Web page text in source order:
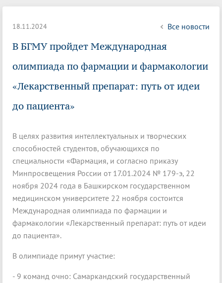
18.11.2024 Все новости
В БГМУ пройдет Международная
олимпиада по фармации и фармакологии
«Лекарственный препарат: путь от идеи
до пациента»
В целях развития интеллектуальных и творческих
способностей студентов, обучающихся по
специальности «Фармация, и согласно приказу
Минпросвещения России от 17.01.2024 № 179-э, 22
ноября 2024 года в Башкирском государственном
медицинском университете 22 ноября состоится
Международная олимпиада по фармации и
фармакологии «Лекарственный препарат: путь от идеи
до пациента».
В олимпиаде примут участие:
- 9 команд очно: Самаркандский государственный